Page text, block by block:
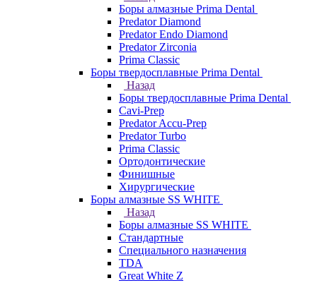
Боры алмазные Prima Dental
Predator Diamond
Predator Endo Diamond
Predator Zirconia
Prima Classic
Боры твердосплавные Prima Dental
Назад
Боры твердосплавные Prima Dental
Cavi-Prep
Predator Accu-Prep
Predator Turbo
Prima Classic
Ортодонтические
Финишные
Хирургические
Боры алмазные SS WHITE
Назад
Боры алмазные SS WHITE
Стандартные
Специального назначения
TDA
Great White Z